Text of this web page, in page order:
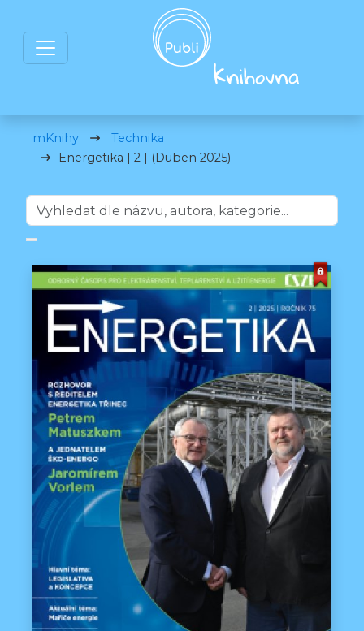
mKnihy
Technika
Energetika | 2 | (Duben 2025)